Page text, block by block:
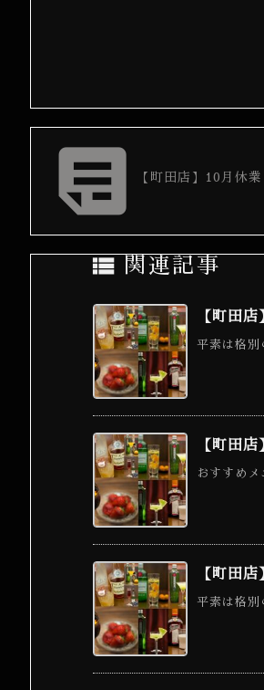
 【町田店】10月休
 関連記事
【町田
平素は格別
【町田
おすすめ
【町田
平素は格別